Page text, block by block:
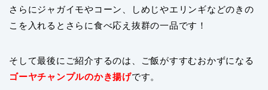
さらにジャガイモやコーン、しめじやエリンギなどのきの
こを入れるとさらに食べ応え抜群の一品です！
そして最後にご紹介するのは、ご飯がすすむおかずになる
ゴーヤチャンプルのかき揚げです。